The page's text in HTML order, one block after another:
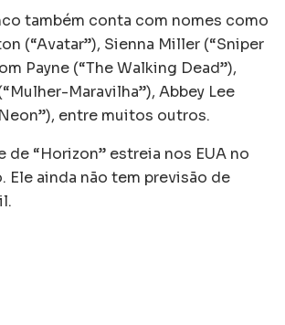
também conta com nomes como
(“Avatar”), Sienna Miller (“Sniper
Payne (“The Walking Dead”),
Maravilha”), Abbey Lee
entre muitos outros.
de “Horizon” estreia nos EUA no
Ele ainda não tem previsão de